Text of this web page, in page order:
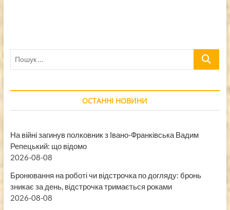
Пошук
ОСТАННІ НОВИНИ
На війні загинув полковник з Івано-Франківська Вадим
Репецький: що відомо
2026-08-08
Бронювання на роботі чи відстрочка по догляду: бронь
зникає за день, відстрочка тримається роками
2026-08-08